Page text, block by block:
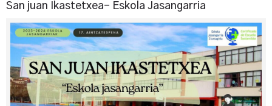
San juan Ikastetxea- Eskola Jasangarria